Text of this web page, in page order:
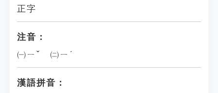
正字
注音：
㈠ㄧˇ ㈡ㄧˊ
漢語拼音：